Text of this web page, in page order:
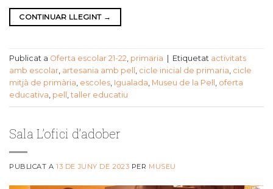
CONTINUAR LLEGINT →
Publicat a Oferta escolar 21-22, primaria Etiquetat activitats
amb escolar, artesania amb pell , cicle inicial de primaria, cicle
mitjà de primària, escoles, Igualada, Museu de la Pell , oferta
educativa, pell , taller educatiu
Sala L’ofici d’adober
PUBLICAT A13 DE JUNY DE 2023 PER MUSEU